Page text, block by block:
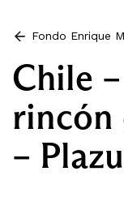
Fondo Enrique
Chile
rincón
–